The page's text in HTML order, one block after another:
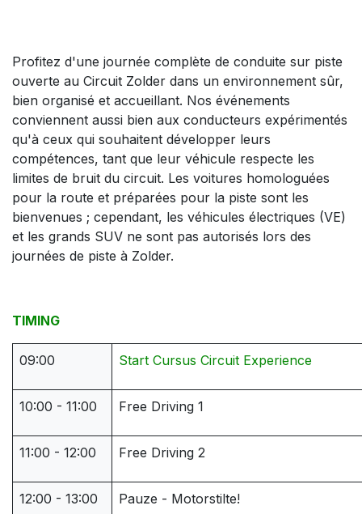
Profitez d'une journée complète de conduite sur piste
ouverte au Circuit Zolder dans un environnement sûr,
bien organisé et accueillant. Nos événements
conviennent aussi bien aux conducteurs expérimentés
qu'à ceux qui souhaitent développer leurs
compétences, tant que leur véhicule respecte les
limites de bruit du circuit. Les voitures homologuées
pour la route et préparées pour la piste sont les
bienvenues ; cependant, les véhicules électriques (VE)
et les grands SUV ne sont pas autorisés lors des
journées de piste à Zolder.
TIMING
09:00 Start Cursus Circuit Experience
10:00 - 11:00 Free Driving 1
11:00 - 12:00 Free Driving 2
12:00 - 13:00 Pauze - Motorstilte!